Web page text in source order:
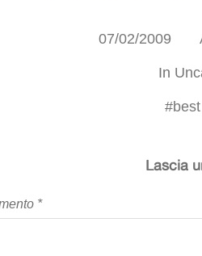
07/02/2009
In
#
Lascia
*